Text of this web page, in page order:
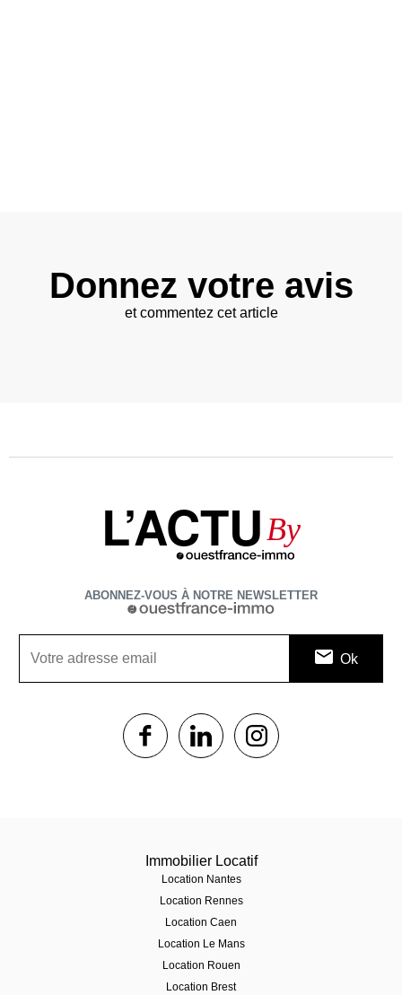
Donnez votre avis
et commentez cet article
L’ACTU By
ABONNEZ-VOUS À NOTRE NEWSLETTER
1$s 1$s
Immobilier Locatif
Location Nantes
Location Rennes
Location Caen
Location Le Mans
Location Rouen
Location Brest